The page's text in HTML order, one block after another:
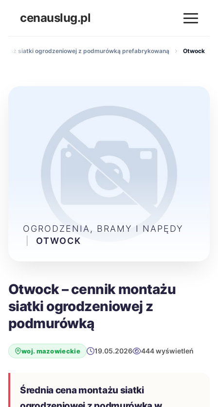
cenauslug.pl
siatki ogrodzeniowej z podmurówką prefabrykowaną Otwock
Otwock – cennik montażu
siatki ogrodzeniowej z
podmurówką
woj. mazowieckie 19.05.2026 444 wyświetleń
Średnia cena montażu siatki
OGRODZENIA, BRAMY I NAPĘDY
OTWOCK